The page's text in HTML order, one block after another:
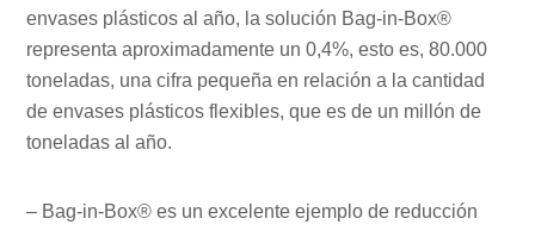
envases plásticos al año, la solución Bag-in-Box®
representa aproximadamente un 0,4%, esto es, 80.000
toneladas, una cifra pequeña en relación a la cantidad
de envases plásticos flexibles, que es de un millón de
toneladas al año.
– Bag-in-Box® es un excelente ejemplo de reducción